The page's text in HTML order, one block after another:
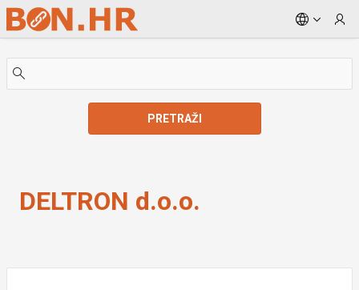
Skip to Main Content
PRETRAŽI
DELTRON d.o.o.